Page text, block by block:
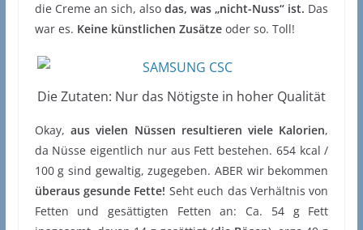
die Creme an sich, alsodas, was „nicht-Nuss“ ist. Das
war es. Keine künstlichen Zusätzeoder so. Toll!
Die Zutaten: Nur das Nötigste in hoher Qualität
Okay, aus vielen Nüssen resultieren viele Kalorien,
da Nüsse eigentlich nur aus Fett bestehen. 654 kcal /
100 g sind gewaltig, zugegeben. ABER wir bekommen
überaus gesunde Fette! Seht euch das Verhältnis von
Fetten und gesättigten Fetten an: Ca. 54 g Fett